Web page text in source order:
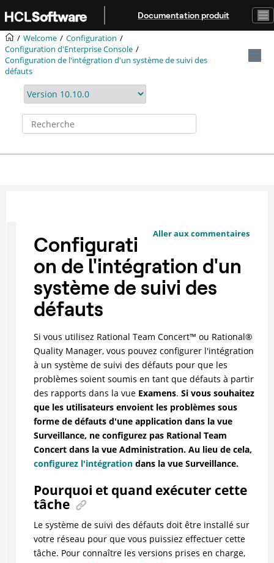
Aller au contenu principal
Documentation produit
Welcome
Configuration
Configuration d'Enterprise Console
Configuration de l'intégration d'un système de suivi des
défauts
Aller aux commentaires
Configurati
on de l'intégration d'un
système de suivi des
défauts
Si vous utilisez Rational Team Concert™ ou Rational®
Quality Manager, vous pouvez configurer l'intégration
à un système de suivi des défauts pour que les
problèmes soient soumis en tant que défauts à partir
des rapports dans la vue Examens. Si vous souhaitez
que les utilisateurs envoient les problèmes sous
forme de défauts d'une application dans la vue
Surveillance, ne configurez pas Rational Team
Concert dans la vue Administration. Au lieu de cela,
configurez l'intégrationdans la vue Surveillance.
Pourquoi et quand exécuter cette
tâche
Le système de suivi des défauts doit être installé sur
votre réseau pour que vous puissiez effectuer cette
tâche. Pour connaître les versions prises en charge,